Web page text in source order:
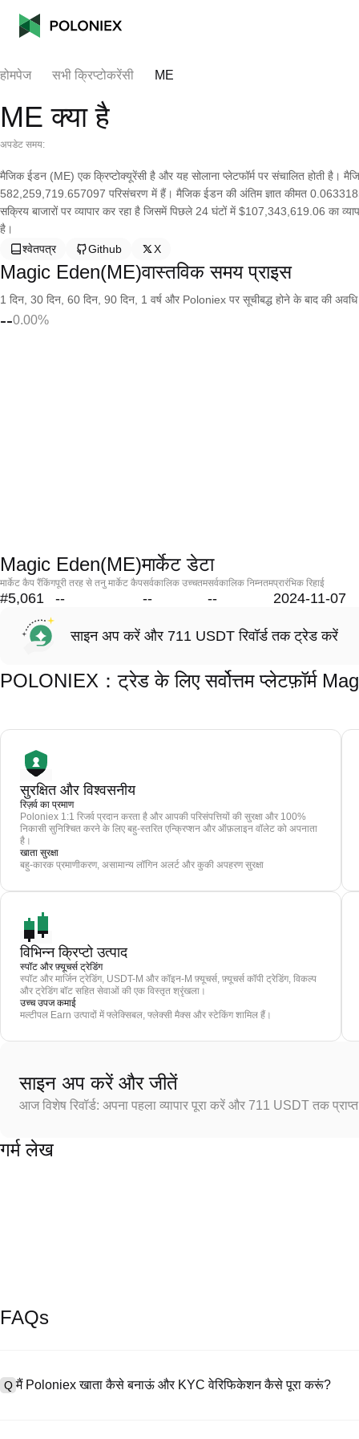
होमपेज सभी क्रिप्टोकरेंसी ME
ME क्या है
अपडेट समय:
मैजिक ईडन (ME) एक क्रिप्टोक्यूरेंसी है और यह सोलाना प्लेटफॉर्म पर संचालित होती है।
582,259,719.657097 परिसंचरण में हैं। मैजिक ईडन की अंतिम ज्ञात कीमत
सक्रिय बाजारों पर व्यापार कर रहा है जिसमें पिछले 24 घंटों में $107,343,619.06 का
है।
श्वेतपत्र
Github X
Magic Eden(ME)वास्तविक समय प्राइस
1 दिन, 30 दिन, 60 दिन, 90 दिन, 1 वर्ष और Poloniex पर सूचीबद्ध होने के बाद की
--0.00%
Magic Eden(ME)मार्केट डेटा
मार्केट कैप रैंकिंग
#5,061
पूरी तरह से तनु मार्केट कैप
--
सर्वकालिक उच्चतम
--
सर्वकालिक निम्नतम
--
प्रारंभिक रिहाई
2024-11-07
साइन अप करें और 711 USDT रिवॉर्ड तक ट्रेड करें
POLONIEX：ट्रेड के लिए सर्वोत्तम प्लेटफ़ॉर्म
सुरक्षित और विश्वसनीय
रिज़र्व का प्रमाण
Poloniex 1:1 रिजर्व प्रदान करता है और आपकी परिसंपत्तियों की सुरक्षा और 100%
निकासी सुनिश्चित करने के लिए बहु-स्तरित एन्क्रिप्शन और ऑफ़लाइन वॉलेट को अपनाता
है।
खाता सुरक्षा
बहु-कारक प्रमाणीकरण, असामान्य लॉगिन अलर्ट और कुकी अपहरण सुरक्षा
विभिन्न क्रिप्टो उत्पाद
स्पॉट और फ़्यूचर्स ट्रेडिंग
स्पॉट और मार्जिन ट्रेडिंग, USDT-M और कॉइन-M फ़्यूचर्स, फ़्यूचर्स कॉपी ट्रेडिंग, विकल्प
और ट्रेडिंग बॉट सहित सेवाओं की एक विस्तृत श्रृंखला।
उच्च उपज कमाई
मल्टीपल Earn उत्पादों में फ्लेक्सिबल, फ्लेक्सी मैक्स और स्टेकिंग शामिल हैं।
साइन अप करें और जीतें
आज विशेष रिवॉर्ड: अपना पहला व्यापार पूरा करें और 711 USDT तक
गर्म लेख
FAQs
Q मैं Poloniex खाता कैसे बनाऊं और KYC वेरिफिकेशन कैसे पूरा करूं?